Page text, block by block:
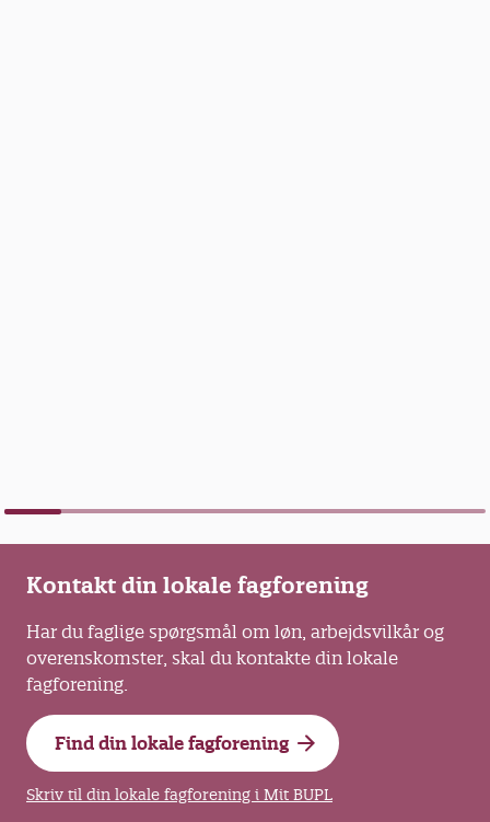
Kontakt din lokale fagforening
Har du faglige spørgsmål om løn, arbejdsvilkår og
overenskomster, skal du kontakte din lokale
fagforening.
Find din lokale fagforening
Skriv til din lokale fagforening i Mit BUPL